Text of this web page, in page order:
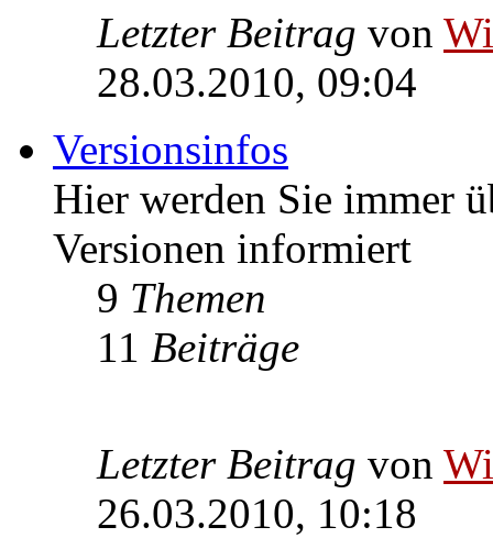
Letzter Beitrag von
28.03.2010, 09:04
Versionsinfos
Hier werden Sie immer
Versionen informiert
9 Themen
11 Beiträge
Letzter Beitrag von
26.03.2010, 10:18